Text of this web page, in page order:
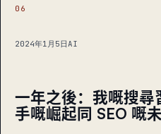
06
2024年1月5日AI
一年之後：我嘅搜尋
手嘅崛起同 SEO 嘅